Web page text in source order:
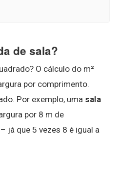
de sala?
O cálculo do m²
por comprimento.
Por exemplo, uma sala
por 8 m de
já que 5 vezes 8 é igual a